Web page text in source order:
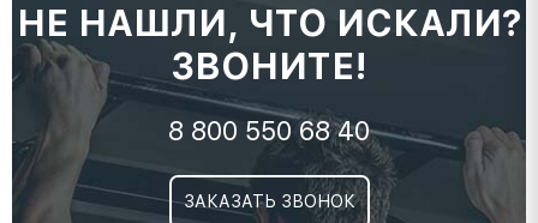
НЕ НАШЛИ, ЧТО ИСКАЛИ?
ЗВОНИТЕ!
8 800 550 68 40
ЗАКАЗАТЬ ЗВОНОК